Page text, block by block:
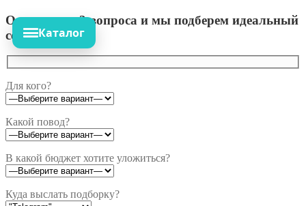
Ответьте на 3 вопроса и мы подберем идеальный
сет!
Для кого?
Какой повод?
В какой бюджет хотите уложиться?
Куда выслать подборку?
Каталог